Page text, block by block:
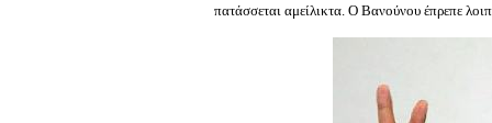
πατάσσεται αμείλικτα. Ο Βανούνου έπρεπε